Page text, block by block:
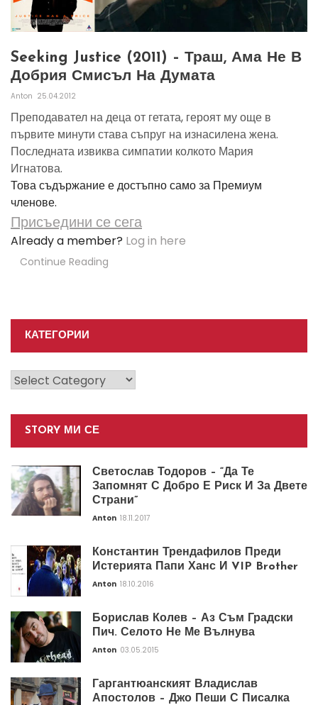
Seeking Justice (2011) – Траш, Ама Не В
Добрия Смисъл На Думата
Anton 25.04.2012
Преподавател на деца от гетата, героят му още в
първите минути става съпруг на изнасилена жена.
Последната извиква симпатии колкото Мария
Игнатова.
Това съдържание е достъпно само за Премиум
членове.
Присъедини се сега
Already a member? Log in here
Continue Reading
КАТЕГОРИИ
Категории
STORY МИ СЕ
Светослав Тодоров – “Да Те
Запомнят С Добро Е Риск И За Двете
Страни”
Anton 18.11.2017
Константин Трендафилов Преди
Истерията Папи Ханс И VIP Brother
Anton 18.10.2016
Борислав Колев – Аз Съм Градски
Пич. Селото Не Ме Вълнува
Anton 03.05.2015
Гаргантюанският Владислав
Апостолов – Джо Пеши С Писалка